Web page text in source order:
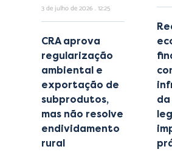
3 de julho de 2026 12:25
CRA aprova
regularização
ambiental e
exportação de
subprodutos,
mas não resolve
endividamento
rural